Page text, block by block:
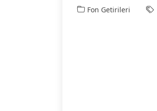
Fon Getirileri